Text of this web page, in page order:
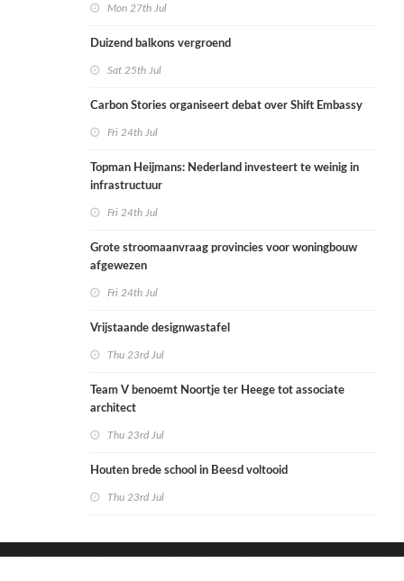
Mon 27th Jul
Duizend balkons vergroend
Sat 25th Jul
Carbon Stories organiseert debat over Shift Embassy
Fri 24th Jul
Topman Heijmans: Nederland investeert te weinig in
infrastructuur
Fri 24th Jul
Grote stroomaanvraag provincies voor woningbouw
afgewezen
Fri 24th Jul
Vrijstaande designwastafel
Thu 23rd Jul
Team V benoemt Noortje ter Heege tot associate
architect
Thu 23rd Jul
Houten brede school in Beesd voltooid
Thu 23rd Jul